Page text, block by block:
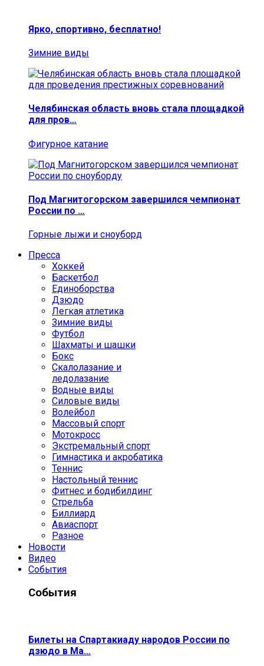
Ярко, спортивно, бесплатно!
Зимние виды
Челябинская область вновь стала площадкой
для пров…
Фигурное катание
Под Магнитогорском завершился чемпионат
России по …
Горные лыжи и сноуборд
Пресса
Хоккей
Баскетбол
Единоборства
Дзюдо
Легкая атлетика
Зимние виды
Футбол
Шахматы и шашки
Бокс
Скалолазание и
ледолазание
Водные виды
Силовые виды
Волейбол
Массовый спорт
Мотокросс
Экстремальный спорт
Гимнастика и акробатика
Теннис
Настольный теннис
Фитнес и бодибилдинг
Стрельба
Биллиард
Авиаспорт
Разное
Новости
Видео
События
События
Билеты на Спартакиаду народов России по
дзюдо в Ма…